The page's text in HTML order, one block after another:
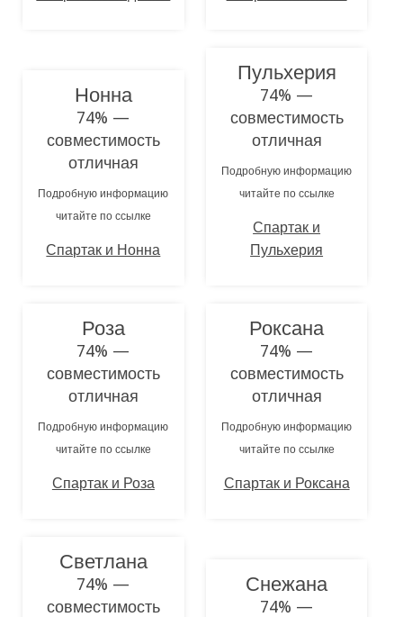
Нонна
74% —
совместимость
отличная
Подробную информацию
читайте по ссылке
Спартак и Нонна
Пульхерия
74% —
совместимость
отличная
Подробную информацию
читайте по ссылке
Спартак и
Пульхерия
Роза
74% —
совместимость
отличная
Подробную информацию
читайте по ссылке
Спартак и Роза
Роксана
74% —
совместимость
отличная
Подробную информацию
читайте по ссылке
Спартак и Роксана
Светлана
74% —
совместимость
Снежана
74% —